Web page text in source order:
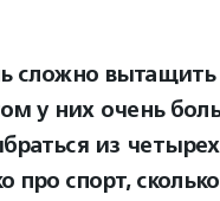
сложно
у них очень
из
про спорт,